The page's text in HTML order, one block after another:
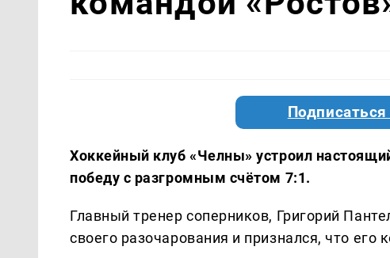
Хоккейный клуб «Челны» устроил
победу с разгромным счётом 7:1.
Главный тренер соперников, Григорий
своего разочарования и признался, что